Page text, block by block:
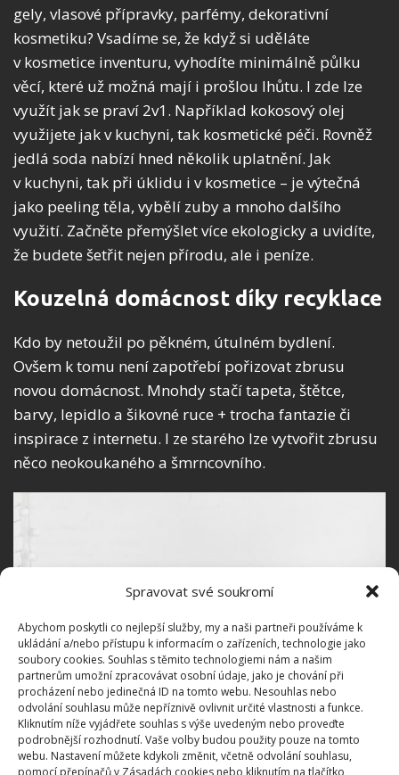
Spravovat své soukromí
Abychom poskytli co nejlepší služby, my a naši partneři používáme k
ukládání a/nebo přístupu k informacím o zařízeních, technologie jako
soubory cookies. Souhlas s těmito technologiemi nám a našim
partnerům umožní zpracovávat osobní údaje, jako je chování při
procházení nebo jedinečná ID na tomto webu. Nesouhlas nebo
odvolání souhlasu může nepříznivě ovlivnit určité vlastnosti a funkce.
Kliknutím níže vyjádřete souhlas s výše uvedeným nebo proveďte
podrobnější rozhodnutí. Vaše volby budou použity pouze na tomto
webu. Nastavení můžete kdykoli změnit, včetně odvolání souhlasu,
pomocí přepínačů v Zásadách cookies nebo kliknutím na tlačítko
gely, vlasové přípravky, parfémy, dekorativní
kosmetiku? Vsadíme se, že když si uděláte
v kosmetice inventuru, vyhodíte minimálně půlku
věcí, které už možná mají i prošlou lhůtu. I zde lze
využít jak se praví 2v1. Například kokosový olej
využijete jak v kuchyni, tak kosmetické péči. Rovněž
jedlá soda nabízí hned několik uplatnění. Jak
v kuchyni, tak při úklidu i v kosmetice – je výtečná
jako peeling těla, vybělí zuby a mnoho dalšího
využití. Začněte přemýšlet více ekologicky a uvidíte,
že budete šetřit nejen přírodu, ale i peníze.
Kouzelná domácnost díky recyklace
Kdo by netoužil po pěkném, útulném bydlení.
Ovšem k tomu není zapotřebí pořizovat zbrusu
novou domácnost. Mnohdy stačí tapeta, štětce,
barvy, lepidlo a šikovné ruce + trocha fantazie či
inspirace z internetu. I ze starého lze vytvořit zbrusu
něco neokoukaného a šmrncovního.